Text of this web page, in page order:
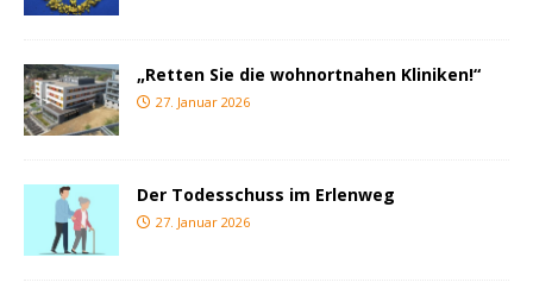
„Retten Sie die wohnortnahen Kliniken!“
27. Januar 2026
Der Todesschuss im Erlenweg
27. Januar 2026